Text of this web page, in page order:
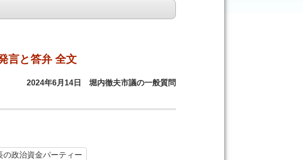
言と答弁 全文
2024年6月14日 堀内徹夫市議の一般質問
の政治資金パーティー